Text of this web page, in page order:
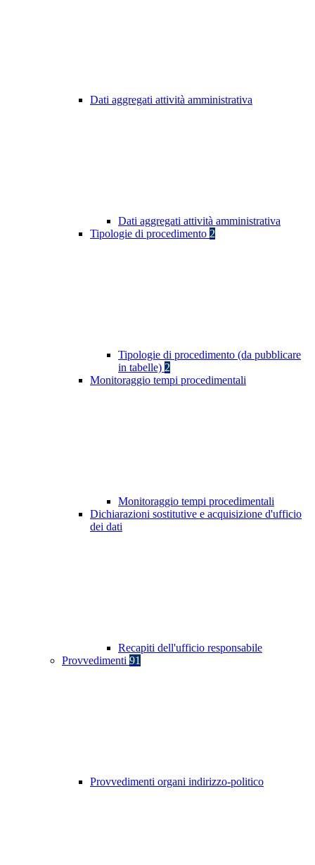
Dati aggregati attività amministrativa
Dati aggregati attività amministrativa
Tipologie di procedimento 2
Tipologie di procedimento (da pubblicare
in tabelle) 2
Monitoraggio tempi procedimentali
Monitoraggio tempi procedimentali
Dichiarazioni sostitutive e acquisizione d'ufficio
dei dati
Recapiti dell'ufficio responsabile
Provvedimenti 91
Provvedimenti organi indirizzo-politico